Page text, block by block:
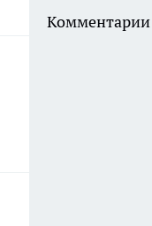
Комментарии